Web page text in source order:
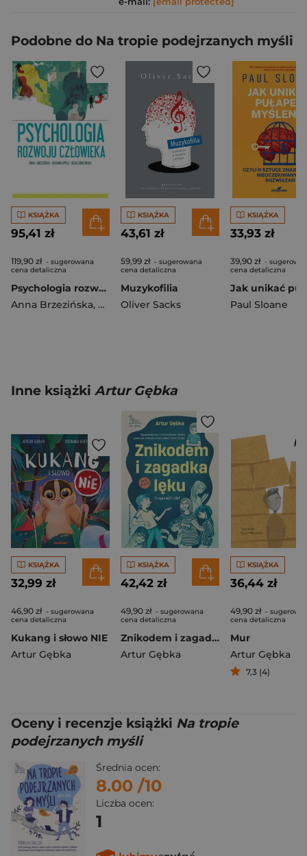
Podobne do Na tropie podejrzanych myśli
KSIĄŻKA
95,41 zł
119,90 zł - sugerowana
cena detaliczna
Psychologia rozwoju człowieka
Anna Brzezińska, Appelt Karolina,Beata Ziółkowska
KSIĄŻKA
43,61 zł
59,99 zł - sugerowana
cena detaliczna
Muzykofilia
Oliver Sacks
KSIĄŻKA
33,93 zł
39,90 zł -
cena detaliczna
Paul Sloane
Inne książki Artur Gębka
KSIĄŻKA
32,99 zł
46,90 zł - sugerowana
cena detaliczna
Kukang i słowo NIE
Artur Gębka
KSIĄŻKA
42,42 zł
49,90 zł - sugerowana
cena detaliczna
Znikodem i zagadka lęku
Artur Gębka
KSIĄŻKA
36,44 zł
49,90 zł -
cena detaliczna
Mur
Artur Gębka
7,3 (4)
Oceny i recenzje książki Na tropie
podejrzanych myśli
Średnia ocen:
8.00 /10
Liczba ocen:
1